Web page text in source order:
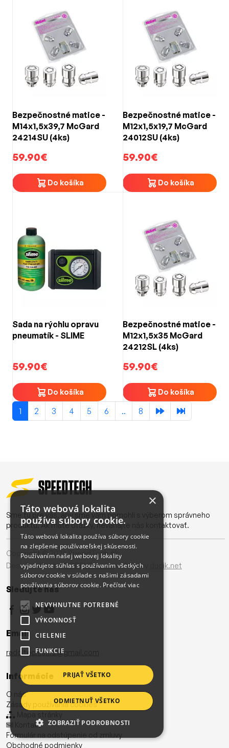
Bezpečnostné matice -
M14x1,5x39,7 McGard
24214SU (4ks)
59.90€
Do košíka
Bezpečnostné matice -
M12x1,5x19,7 McGard
24012SU (4ks)
59.90€
Do košíka
Sada na rýchlu opravu
pneumatík - SLIME
59.90€
Do košíka
Bezpečnostné matice -
M12x1,5x35 McGard
24212SL (4ks)
59.90€
Do košíka
1 2 3 4 5 6 .. 8
Sme tu pre vás, aby sme vám pomohli s výberom správneho
produktu. Ak máte otázky, neváhajte nás kontaktovať.
Copyright © 2025SpeedTech.sk
Design with ♥ byCODEUPP.comeShop by dudik.net
Sledujte nás
Email
radoltech.s.r.o@gmail.com
Informácie
O nás
Zásady používania cookies
Mapa stránky
Kontakt
Formulár na odstúpenie od zmluvy
Obchodné podmienky
×
Táto webová lokalita
používa súbory cookie.
Táto webová lokalita používa súbory cookie
na zlepšenie používateľskej skúsenosti.
Používaním našej webovej lokality
vyjadrujete súhlas s používaním všetkých
súborov cookie v súlade s našimi zásadami
používania súborov cookie. Prečítať viac
NEVYHNUTNE POTREBNÉ
VÝKONNOSŤ
CIELENIE
FUNKCIE
PRIJAŤ VŠETKO
ODMIETNUŤ VŠETKO
ZOBRAZIŤ PODROBNOSTI